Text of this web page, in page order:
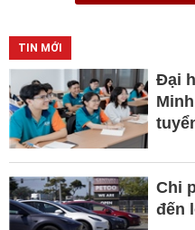
TIN MỚI
Đại
Chi
đến